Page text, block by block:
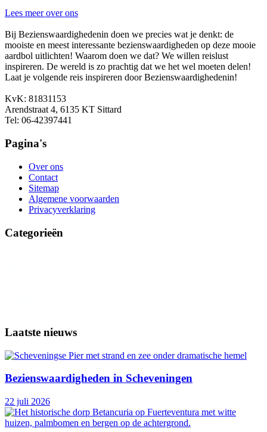
Lees meer over ons
Bij Bezienswaardighedenin doen we precies wat je denkt: de
mooiste en meest interessante bezienswaardigheden op deze mooie
aardbol uitlichten! Waarom doen we dat? We willen reislust
inspireren. De wereld is zo prachtig dat we het wel moeten delen!
Laat je volgende reis inspireren door Bezienswaardighedenin!
KvK: 81831153
Arendstraat 4, 6135 KT Sittard
Tel: 06-42397441
Pagina's
Over ons
Contact
Sitemap
Algemene voorwaarden
Privacyverklaring
Categorieën
Laatste nieuws
Bezienswaardigheden in Scheveningen
22 juli 2026